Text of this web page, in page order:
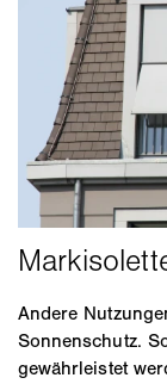
Andere
Sonnenschutz.
gewährleistet